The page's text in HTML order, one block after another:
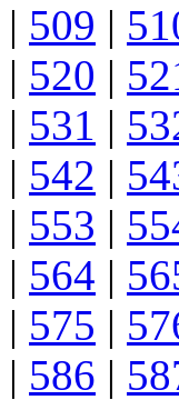
| 509 |
| 520 |
| 531 |
| 542 |
| 553 |
| 564 |
| 575 |
| 586 |